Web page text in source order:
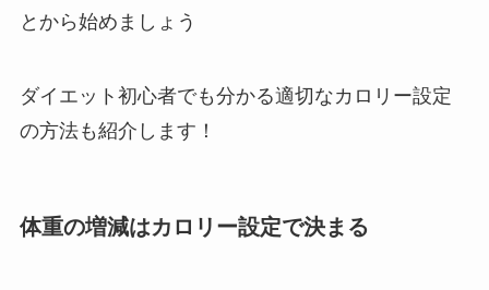
とから始めましょう
ダイエット初心者でも分かる適切なカロリー設定
の方法も紹介します！
体重の増減はカロリー設定で決まる